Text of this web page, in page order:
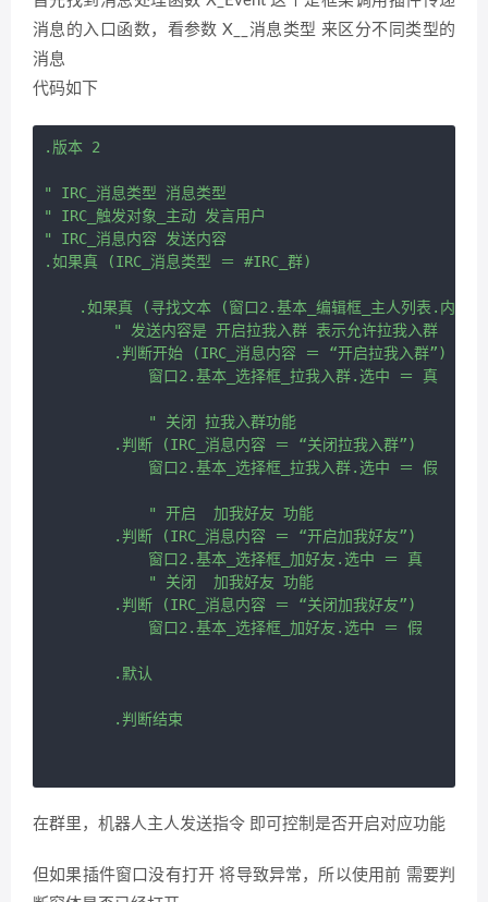
消息的入口函数，看参数 X__消息类型 来区分不同类型的
消息
代码如下
.版本 2
" IRC_消息类型 消息类型
" IRC_触发对象_主动 发言用户
" IRC_消息内容 发送内容
.如果真 (IRC_消息类型 ＝ #IRC_群)
.如果真 (寻找文本 (窗口2.基本_编辑框_主人列表.内容
        " 发送内容是 开启拉我入群 表示允许拉我入群
        .判断开始 (IRC_消息内容 ＝ “开启拉我入群”)
            窗口2.基本_选择框_拉我入群.选中 ＝ 真
            " 关闭 拉我入群功能
        .判断 (IRC_消息内容 ＝ “关闭拉我入群”)
            窗口2.基本_选择框_拉我入群.选中 ＝ 假
            " 开启  加我好友 功能
        .判断 (IRC_消息内容 ＝ “开启加我好友”)
            窗口2.基本_选择框_加好友.选中 ＝ 真
            " 关闭  加我好友 功能
        .判断 (IRC_消息内容 ＝ “关闭加我好友”)
            窗口2.基本_选择框_加好友.选中 ＝ 假
        .默认
        .判断结束
在群里，机器人主人发送指令 即可控制是否开启对应功能
但如果插件窗口没有打开 将导致异常，所以使用前 需要判